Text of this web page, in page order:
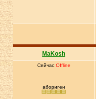
MaKosh
Сейчас Offline
абориген